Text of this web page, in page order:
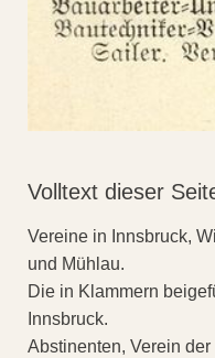
Volltext dieser
Vereine in Innsbruck,
und Mühlau.
Die in Klammern
Innsbruck.
Abstinenten, Verein der